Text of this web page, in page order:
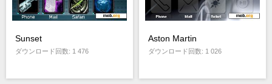
Sunset
ダウンロード回数: 1 476
Aston Martin
ダウンロード回数: 1 026